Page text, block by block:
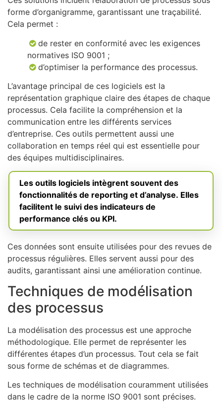
forme d’organigramme, garantissant une traçabilité.
Cela permet :
de rester en conformité avec les exigences
normatives ISO 9001 ;
d’optimiser la performance des processus.
L’avantage principal de ces logiciels est la
représentation graphique claire des étapes de chaque
processus. Cela facilite la compréhension et la
communication entre les différents services
d’entreprise. Ces outils permettent aussi une
collaboration en temps réel qui est essentielle pour
des équipes multidisciplinaires.
Les outils logiciels intègrent souvent des
fonctionnalités de reporting et d’analyse. Elles
facilitent le suivi des indicateurs de
performance clés ou KPI.
Ces données sont ensuite utilisées pour des revues de
processus régulières. Elles servent aussi pour des
audits, garantissant ainsi une amélioration continue.
Techniques de modélisation
des processus
La modélisation des processus est une approche
méthodologique. Elle permet de représenter les
différentes étapes d’un processus. Tout cela se fait
sous forme de schémas et de diagrammes.
Les techniques de modélisation couramment utilisées
dans le cadre de la norme ISO 9001 sont précises.